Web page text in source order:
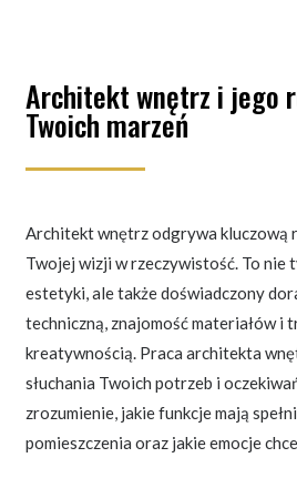
Architekt wnętrz i jego
Twoich marzeń
Architekt wnętrz odgrywa kluczową
Twojej wizji w rzeczywistość. To nie
estetyki, ale także doświadczony
techniczną, znajomość materiałów i
kreatywnością. Praca architekta
słuchania Twoich potrzeb i
zrozumienie, jakie funkcje mają
pomieszczenia oraz jakie emocje